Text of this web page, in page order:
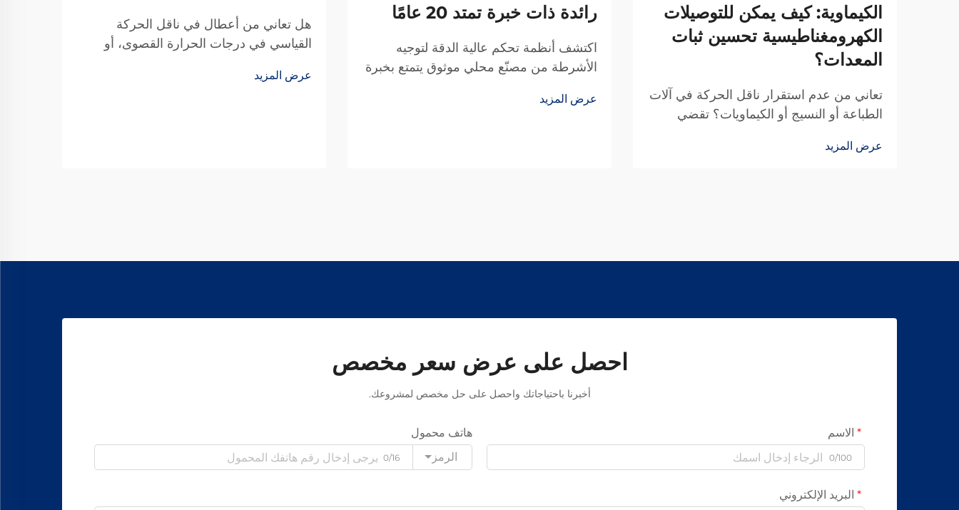
الكيماوية: كيف يمكن للتوصيلات
الكهرومغناطيسية تحسين ثبات
المعدات؟
تعاني من عدم استقرار ناقل الحركة في آلات
الطباعة أو النسيج أو الكيماويات؟ تقضي
عرض المزيد
رائدة ذات خبرة تمتد 20 عامًا
اكتشف أنظمة تحكم عالية الدقة لتوجيه
الأشرطة من مصنّع محلي موثوق يتمتع بخبرة
وعزز الكفاءة، وضمان الموثوقية. اطلب عرض
عرض المزيد
هل تعاني من أعطال في ناقل الحركة
القياسي في درجات الحرارة القصوى، أو
بفضل 20 عامًا من البحث والتطوير حلولعرض المزيد
احصل على عرض سعر مخصص
أخبرنا باحتياجاتك واحصل على حل مخصص لمشروعك.
الاسم
0/100
هاتف محمول
الرمز
0/16
البريد الإلكتروني